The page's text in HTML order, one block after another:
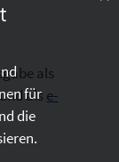
als
als e-
für
die